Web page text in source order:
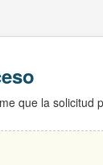
que la solicitud